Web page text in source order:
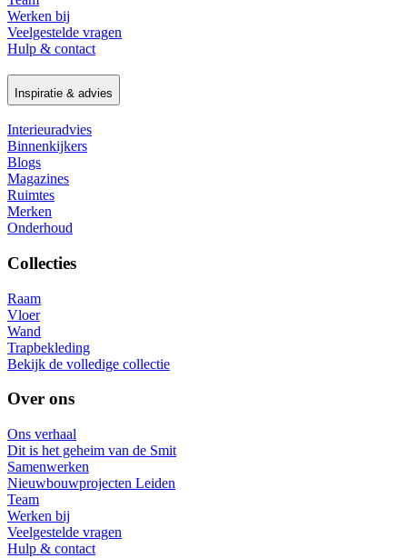
Werken bij
Veelgestelde vragen
Hulp & contact
Inspiratie & advies
Interieuradvies
Binnenkijkers
Blogs
Magazines
Ruimtes
Merken
Onderhoud
Collecties
Raam
Vloer
Wand
Trapbekleding
Bekijk de volledige collectie
Over ons
Ons verhaal
Dit is het geheim van de Smit
Samenwerken
Nieuwbouwprojecten Leiden
Team
Werken bij
Veelgestelde vragen
Hulp & contact